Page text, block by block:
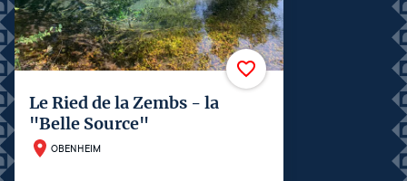
Le Ried de la Zembs - la
"Belle Source"
OBENHEIM